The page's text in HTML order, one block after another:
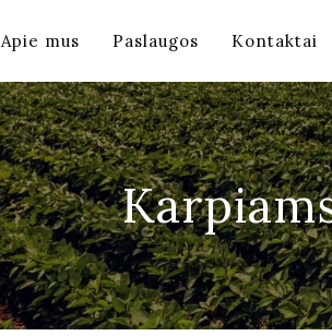
Apie mus Paslaugos Kontaktai